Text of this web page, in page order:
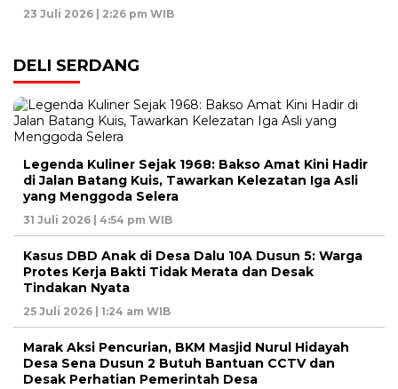
23 Juli 2026 | 2:26 pm WIB
DELI SERDANG
Legenda Kuliner Sejak 1968: Bakso Amat Kini Hadir
di Jalan Batang Kuis, Tawarkan Kelezatan Iga Asli
yang Menggoda Selera
31 Juli 2026 | 4:54 pm WIB
Kasus DBD Anak di Desa Dalu 10A Dusun 5: Warga
Protes Kerja Bakti Tidak Merata dan Desak
Tindakan Nyata
25 Juli 2026 | 1:24 am WIB
Marak Aksi Pencurian, BKM Masjid Nurul Hidayah
Desa Sena Dusun 2 Butuh Bantuan CCTV dan
Desak Perhatian Pemerintah Desa